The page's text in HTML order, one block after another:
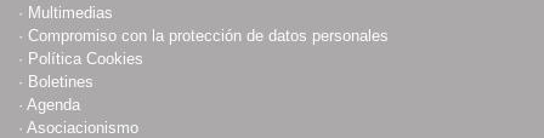
· Multimedias
· Compromiso con la protección de datos personales
· Política Cookies
· Boletines
· Agenda
· Asociacionismo